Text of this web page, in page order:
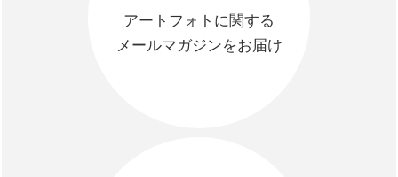
アートフォトに関する
メールマガジンをお届け